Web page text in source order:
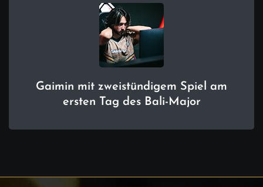
Gaimin mit zweistündigem Spiel am
ersten Tag des Bali-Major